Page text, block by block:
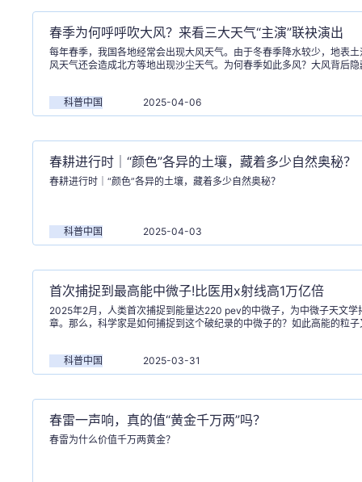
春季为何呼呼吹大风？来看三大天气“主演”联袂演出
每年春季，我国各地经常会出现大风天气。由于冬春季降水较少，地表
风天气还会造成北方等地出现沙尘天气。为何春季如此多风？大风背后
科普中国
2025-04-06
春耕进行时｜“颜色”各异的土壤，藏着多少自然奥秘？
春耕进行时｜“颜色”各异的土壤，藏着多少自然奥秘？
科普中国 2025-04-03
首次捕捉到最高能中微子!比医用x射线高1万亿倍
2025年2月，人类首次捕捉到能量达220 pev的中微子，为中微子天文学
章。那么，科学家是如何捕捉到这个破纪录的中微子的？如此高能的粒
科普中国
2025-03-31
春雷一声响，真的值“黄金千万两”吗？
春雷为什么价值千万两黄金？